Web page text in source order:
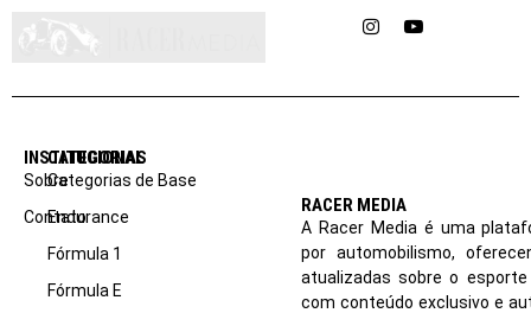
InstagramYouTube
INSTITUCIONAL
Sobre
Contato
CATEGORIAS
Categorias de Base
Endurance
Fórmula 1
Fórmula E
RACER MEDIA
A Racer Media é uma
por automobilismo,
atualizadas sobre o
com conteúdo exclusivo e